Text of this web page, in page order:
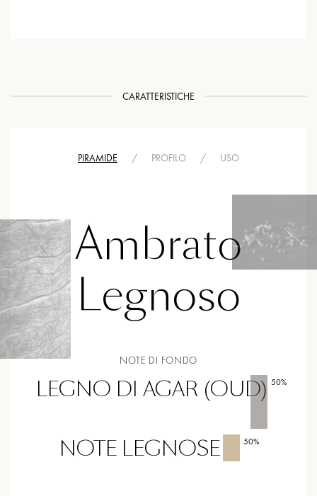
CARATTERISTICHE
PIRAMIDE / PROFILO / USO
Ambrato
Legnoso
NOTE DI FONDO
LEGNO DI AGAR (OUD) 50%
NOTE LEGNOSE 50%